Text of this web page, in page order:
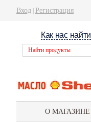
Вход Регистрация
Как нас найти
О МАГАЗИНЕ